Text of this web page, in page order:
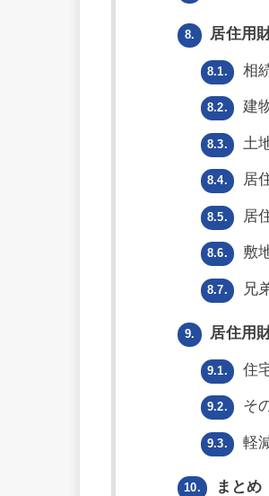
8. 居住用
8.1. 相
8.2. 建
8.3. 土
8.4. 居
8.5. 居
8.6. 敷
8.7. 兄
9. 居住用
9.1. 住
9.2. そ
9.3. 軽
10. まとめ